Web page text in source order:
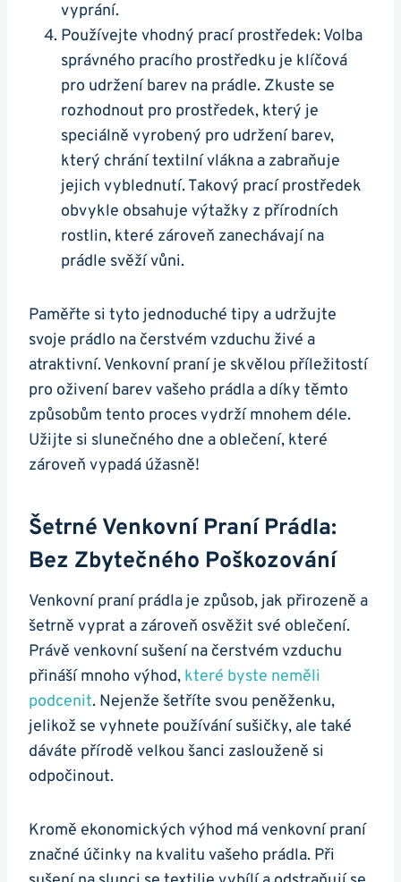
vyprání.
Používejte vhodný prací​ prostředek: Volba
správného ⁣pracího prostředku je klíčová
pro udržení⁤ barev⁢ na prádle. Zkuste se
rozhodnout pro‌ prostředek, ‌který je
‍speciálně vyrobený pro udržení barev,
který chrání textilní vlákna a zabraňuje
jejich vyblednutí. Takový prací ⁤prostředek
obvykle obsahuje výtažky z přírodních
rostlin, které zároveň zanechávají na
prádle svěží vůni.
Paměřte si tyto jednoduché tipy a udržujte
svoje prádlo na čerstvém vzduchu živé a
atraktivní. Venkovní praní je ⁣skvělou příležitostí
pro oživení barev vašeho prádla a ​díky těmto
způsobům tento proces vydrží mnohem déle.
Užijte si ⁤slunečného dne ​a ‌oblečení, které
zároveň vypadá úžasně!
Šetrné⁣ Venkovní ‍praní Prádla:
Bez Zbytečného Poškozování
Venkovní praní prádla je způsob, jak přirozeně a
šetrně vyprat a zároveň osvěžit⁤ své oblečení.
Právě venkovní sušení na čerstvém ‍vzduchu
přináší mnoho výhod, které byste neměli
podcenit. Nejenže šetříte svou ⁣peněženku,
jelikož ⁤se vyhnete ‍používání​ sušičky, ale také
dáváte přírodě velkou ‍šanci zaslouženě ​si
odpočinout.
Kromě ekonomických výhod má venkovní ⁣praní
značné účinky ⁤na kvalitu vašeho prádla. Při